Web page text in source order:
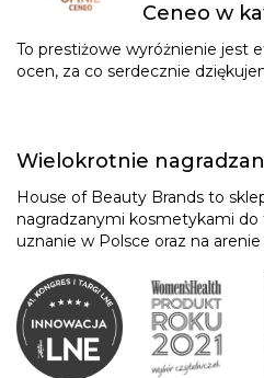
Ceneo w
To prestiżowe wyróżnienie jest
ocen, za co serdecznie
Wielokrotnie
House of Beauty Brands to
nagradzanymi kosmetykami do
uznanie w Polsce oraz na